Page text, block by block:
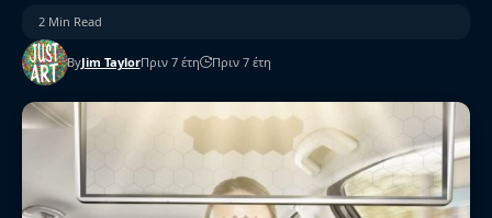
ByJim TaylorΠριν 7 έτη Πριν 7 έτη
2 Min Read